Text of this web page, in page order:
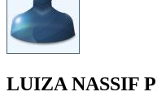
LUIZA NASSIF